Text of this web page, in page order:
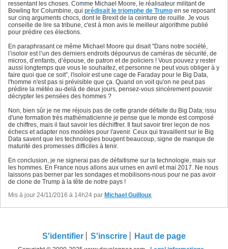
ressentant les choses. Comme Michael Moore, le réalisateur militant de
Bowling for Columbine, qui prédisait le triomphe de Trump en se reposant
sur cinq arguments chocs, dont le Brexit de la ceinture de rouille. Je vous
conseille de lire sa tribune, c'est à mon avis le meilleur algorithme publié
pour prédire ces élections.
En paraphrasant ce même Michael Moore qui disait "Dans notre société,
l’isoloir est l’un des derniers endroits dépourvus de caméras de sécurité, de
micros, d’enfants, d’épouse, de patron et de policiers ! Vous pouvez y rester
aussi longtemps que vous le souhaitez, et personne ne peut vous obliger à y
faire quoi que ce soit”, l'isoloir est une cage de Faraday pour le Big Data,
l'homme n'est pas si prévisible que ça. Quand on voit qu'on ne peut pas
prédire la météo au-delà de deux jours, pensez-vous sincèrement pouvoir
décrypter les pensées des hommes ?
Non, bien sûr je ne me réjouis pas de cette grande défaite du Big Data; issu
d'une formation très mathématicienne je pense que le monde est composé
de chiffres, mais il faut savoir les déchiffrer. Il faut savoir tirer leçon de nos
échecs et adapter nos modèles pour l'avenir. Ceux qui travaillent sur le Big
Data savent que les technologies bougent beaucoup, signe de manque de
maturité des promesses difficiles à tenir.
En conclusion, je ne signerai pas de défaitisme sur la technologie, mais sur
les hommes. En France nous allons aux urnes en avril et mai 2017. Ne nous
laissons pas berner par les sondages et mobilisons-nous pour ne pas avoir
de clone de Trump à la tête de notre pays !
Mis à jour 24/11/2016 à 14h24 par Michael Guilloux
S'identifier S'inscrire Haut de page